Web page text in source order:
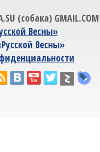
(собака) GMAIL.COM
Весны»
Весны»